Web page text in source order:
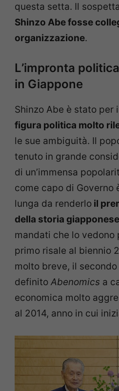
questa setta. Il
Shinzo Abe fosse
organizzazione.
L’impronta
in Giappone
Shinzo Abe è stato per
figura politica molto
le sue ambiguità. Il
tenuto in grande
di un’immensa
come capo di Governo
lunga da renderlo il
della storia giapponese
mandati che lo vedono
primo risale al biennio
molto breve, il
definito Abenomics a
economica molto
al 2014, anno in cui